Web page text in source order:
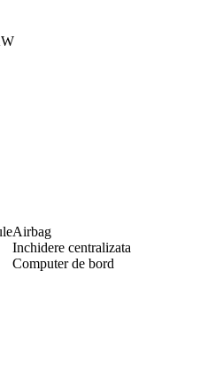
Airbag
Inchidere centralizata
Computer de bord